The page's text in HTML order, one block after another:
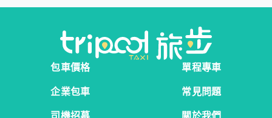
包車價格
單程專車
企業包車
常見問題